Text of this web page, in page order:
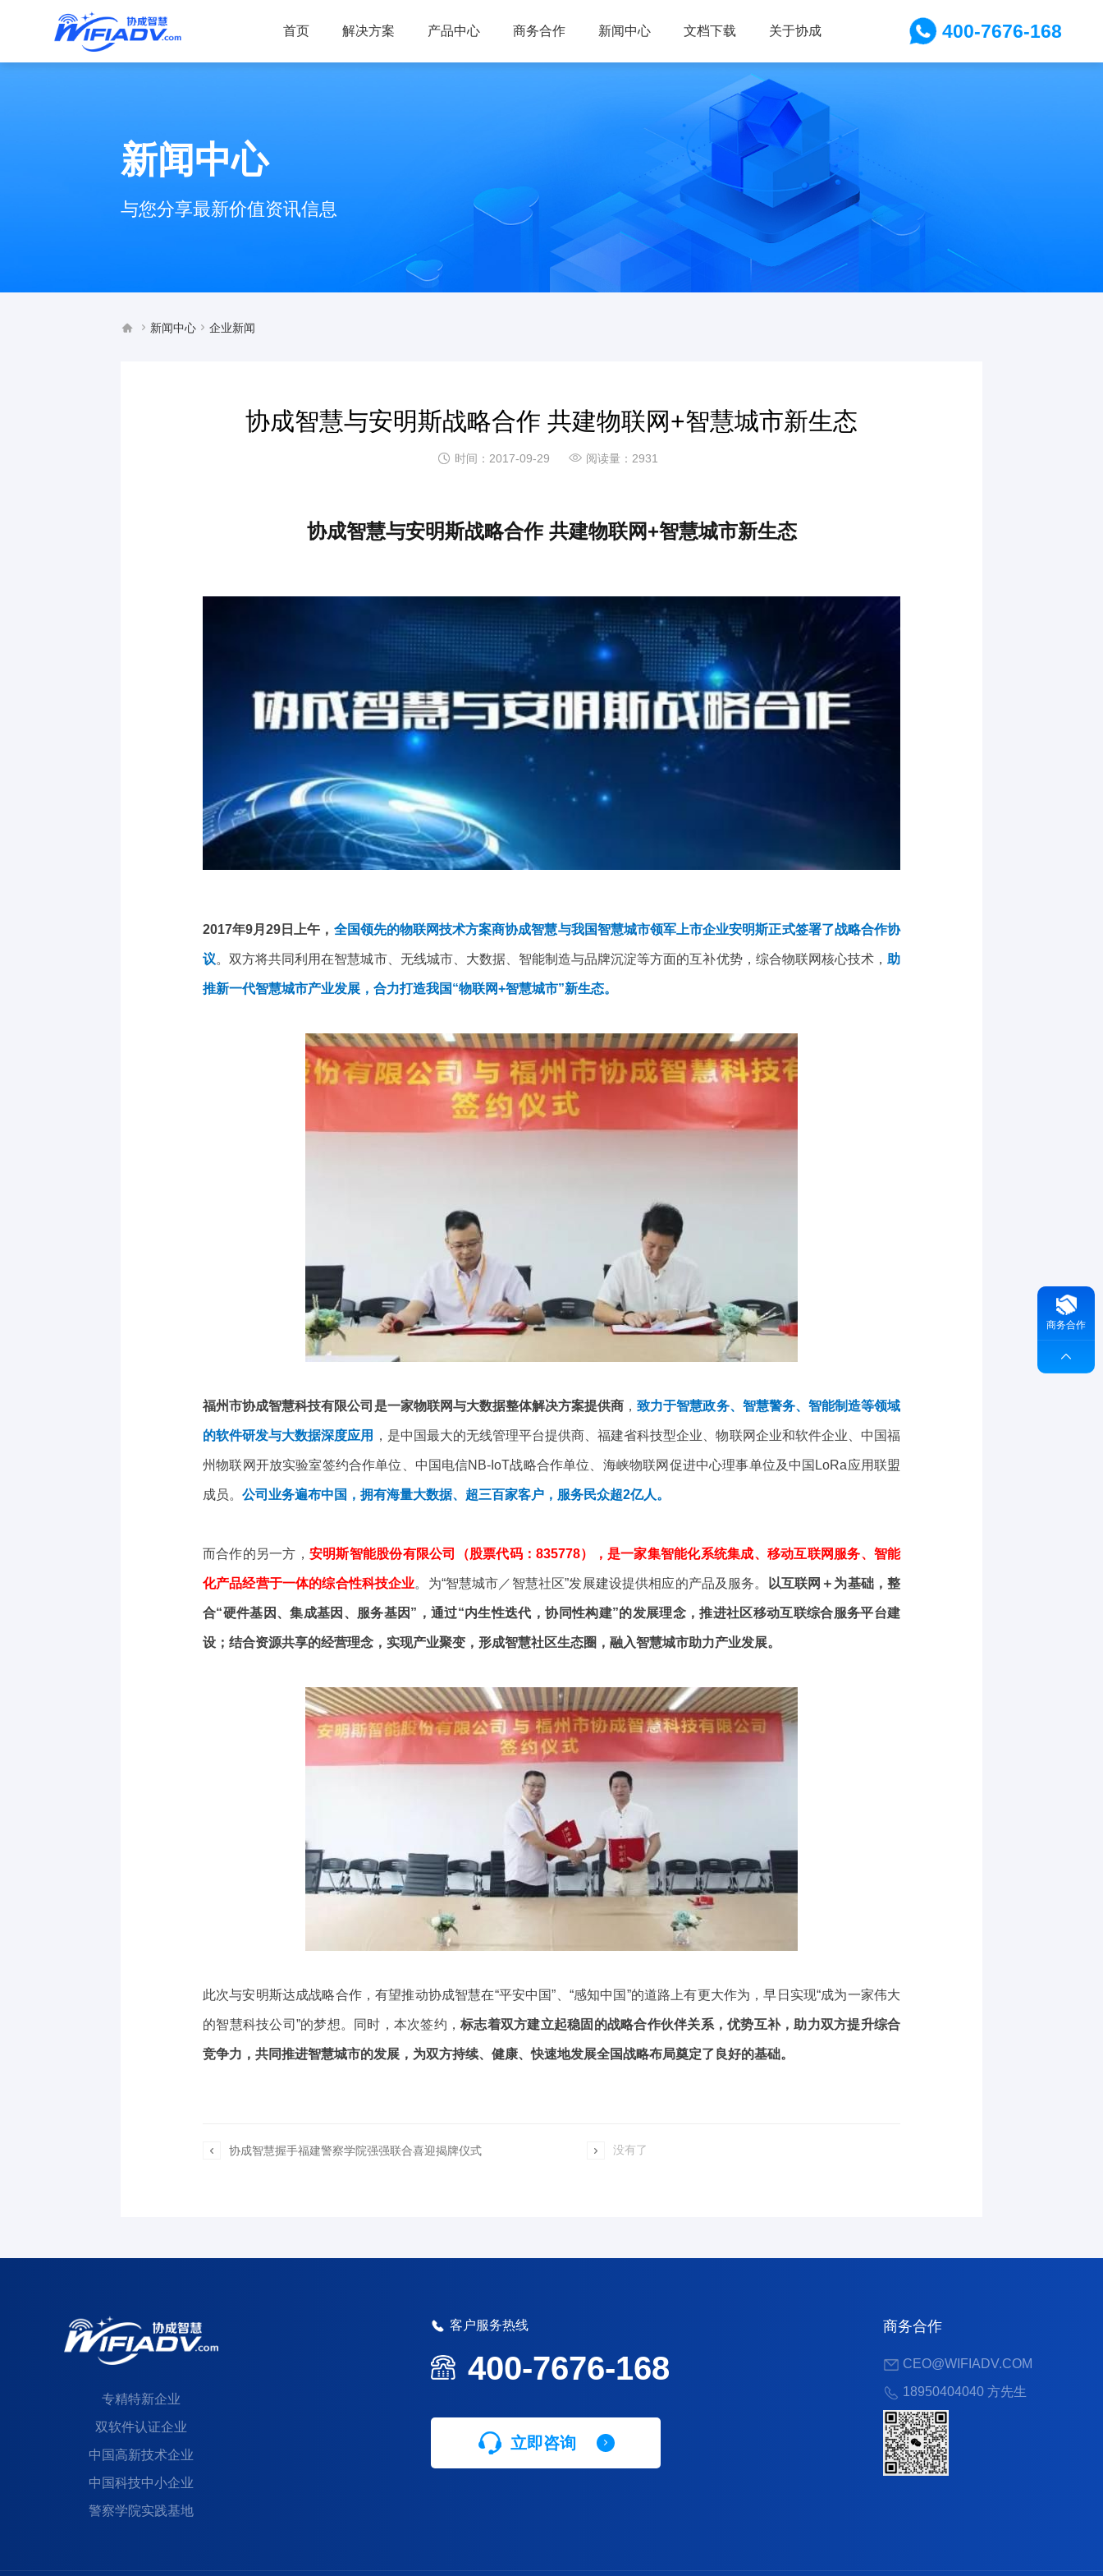
首页 解决方案 产品中心 商务合作 新闻中心 文档下载 关于协成 400-7676-168
新闻中心
与您分享最新价值资讯信息
  新闻中心  企业新闻
协成智慧与安明斯战略合作 共建物联网+智慧城市新生态
 时间：2017-09-29  阅读量：2931
协成智慧与安明斯战略合作 共建物联网+智慧城市新生态
2017年9月29日上午， 全国领先的物联网技术方案商协成智慧与我国智慧城市领军上市企业安明斯正式签署了战略合作协
议。双方将共同利用在智慧城市、无线城市、大数据、智能制造与品牌沉淀等方面的互补优势，综合物联网核心技术，助
推新一代智慧城市产业发展，合力打造我国“物联网+智慧城市”新生态。
福州市协成智慧科技有限公司是一家物联网与大数据整体解决方案提供商 ，致力于智慧政务、智慧警务、智能制造等领域
的软件研发与大数据深度应用 ，是中国最大的无线管理平台提供商、福建省科技型企业、物联网企业和软件企业、中国福
州物联网开放实验室签约合作单位、中国电信NB-IoT战略合作单位、海峡物联网促进中心理事单位及中国LoRa应用联盟
成员。 公司业务遍布中国，拥有海量大数据、超三百家客户，服务民众超2亿人。
而合作的另一方， 安明斯智能股份有限公司（股票代码：835778），是一家集智能化系统集成、移动互联网服务、智能
化产品经营于一体的综合性科技企业。为“智慧城市／智慧社区”发展建设提供相应的产品及服务。 以互联网＋为基础，整
合“硬件基因、集成基因、服务基因”，通过“内生性迭代，协同性构建”的发展理念，推进社区移动互联综合服务平台建
设；结合资源共享的经营理念，实现产业聚变，形成智慧社区生态圈，融入智慧城市助力产业发展。
此次与安明斯达成战略合作，有望推动协成智慧在“平安中国”、“感知中国”的道路上有更大作为，早日实现“成为一家伟大
的智慧科技公司”的梦想。同时，本次签约， 标志着双方建立起稳固的战略合作伙伴关系，优势互补，助力双方提升综合
竞争力，共同推进智慧城市的发展，为双方持续、健康、快速地发展全国战略布局奠定了良好的基础。
 协成智慧握手福建警察学院强强联合喜迎揭牌仪式  没有了
专精特新企业
双软件认证企业
中国高新技术企业
中国科技中小企业
警察学院实践基地
客户服务热线
400-7676-168
立即咨询 
商务合作
CEO@WIFIADV.COM
18950404040 方先生
商务合作
